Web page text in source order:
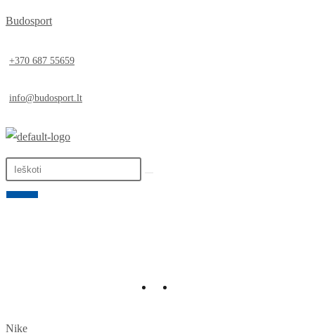
Budosport
+370 687 55659
info@budosport.lt
LT
Nike